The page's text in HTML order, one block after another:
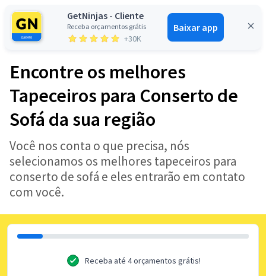
GetNinjas - Cliente
Receba orçamentos grátis
+30K
Baixar app
Entrar
Encontre os melhores
Tapeceiros para Conserto de
Sofá da sua região
Você nos conta o que precisa, nós
selecionamos os melhores tapeceiros para
conserto de sofá e eles entrarão em contato
com você.
Receba até 4 orçamentos grátis!